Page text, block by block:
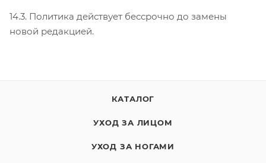
14.3. Политика действует бессрочно до замены
новой редакцией.
КАТАЛОГ
УХОД ЗА ЛИЦОМ
УХОД ЗА НОГАМИ